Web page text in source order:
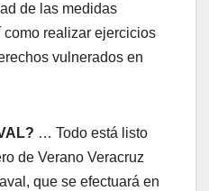
de las medidas
realizar ejercicios
vulnerados en
… Todo está listo
de Verano Veracruz
que se efectuará en